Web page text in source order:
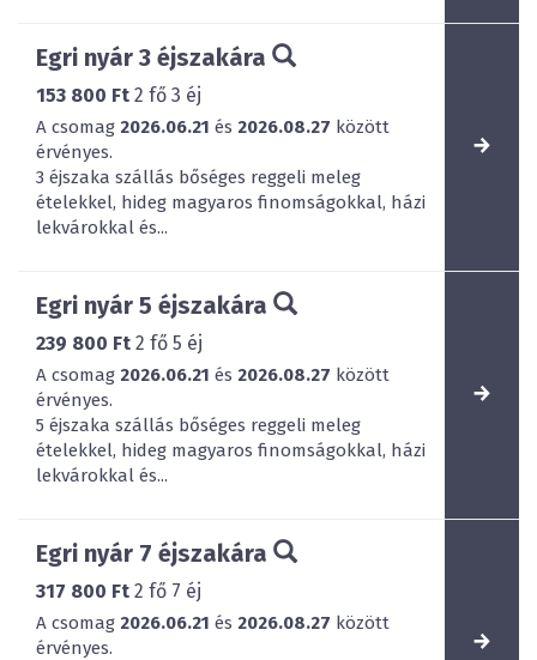
Egri nyár 3 éjszakára
153 800 Ft 2 fő 3 éj
A csomag 2026.06.21 és 2026.08.27 között
érvényes.
3 éjszaka szállás bőséges reggeli meleg
ételekkel, hideg magyaros finomságokkal, házi
lekvárokkal és...
Egri nyár 5 éjszakára
239 800 Ft 2 fő 5 éj
A csomag 2026.06.21 és 2026.08.27 között
érvényes.
5 éjszaka szállás bőséges reggeli meleg
ételekkel, hideg magyaros finomságokkal, házi
lekvárokkal és...
Egri nyár 7 éjszakára
317 800 Ft 2 fő 7 éj
A csomag 2026.06.21 és 2026.08.27 között
érvényes.